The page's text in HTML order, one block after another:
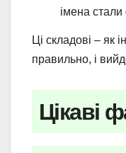
імена
Ці складові – як
правильно, і
Цікаві